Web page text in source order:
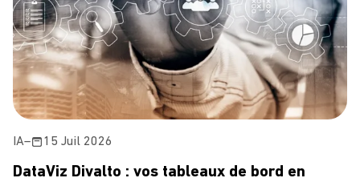
IA– 15 Juil 2026
DataViz Divalto : vos tableaux de bord en